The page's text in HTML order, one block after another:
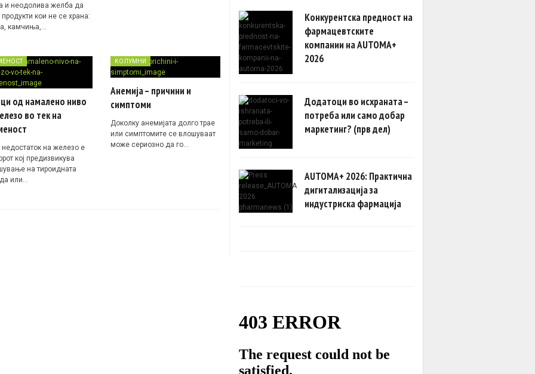
и неодолива желба да
продукти кои не се храна:
камчиња,…
од намалено ниво
во тек на
на железо е
кој предизвикува
на тироидната
или…
КОЛУМНИ
Анемија – причини и
симптоми
Доколку анемијата долго трае
или симптомите се влошуваат
може сериозно да го…
Конкурентска предност на
фармацевтските
компании на AUTOMA+
2026
Додатоци во исхраната –
потреба или само добар
маркетинг? (прв дел)
AUTOMA+ 2026: Практична
дигитализација за
индустриска фармација